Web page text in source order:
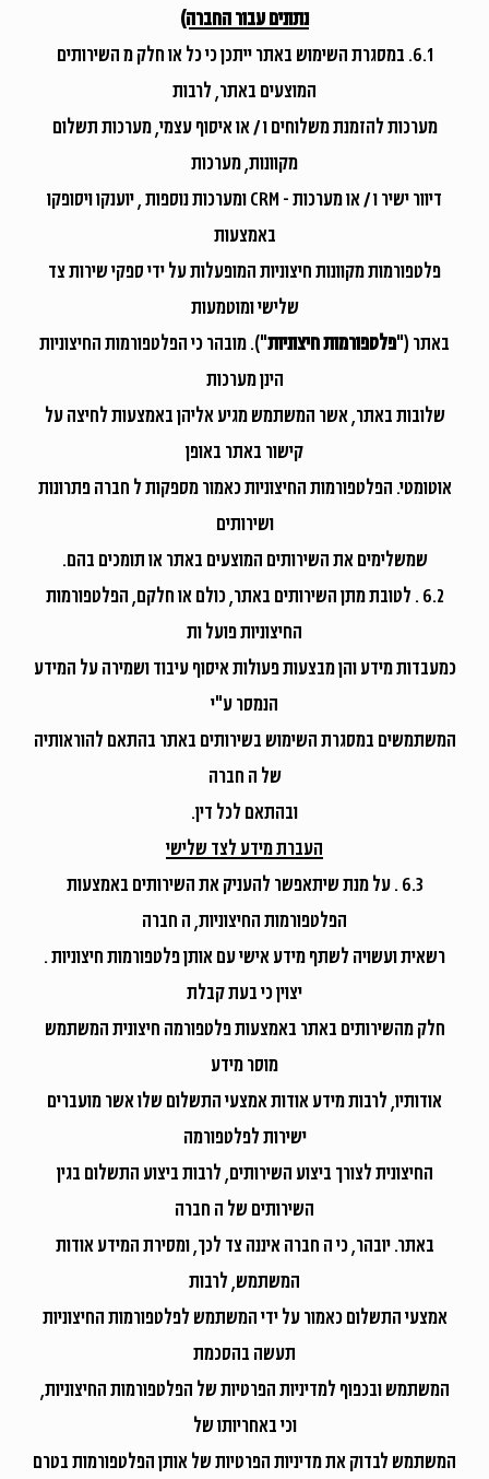
נתונים עבור החברה)
6.1. במסגרת השימוש באתר ייתכן כי כל או חלק מ השירותים
המוצעים באתר, לרבות
מערכות להזמנת משלוחים ו / או איסוף עצמי, מערכות תשלום
מקוונות, מערכות
דיוור ישיר ו / או מערכות - CRM ומערכות נוספות , יוענקו ויסופקו
באמצעות
פלטפורמות מקוונות חיצוניות המופעלות על ידי ספקי שירות צד
שלישי ומוטמעות
באתר ("פלטפורמות חיצוניות"). מובהר כי הפלטפורמות החיצוניות
הינן מערכות
שלובות באתר, אשר המשתמש מגיע אליהן באמצעות לחיצה על
קישור באתר באופן
אוטומטי. הפלטפורמות החיצוניות כאמור מספקות ל חברה פתרונות
ושירותים
שמשלימים את השירותים המוצעים באתר או תומכים בהם.
6.2 . לטובת מתן השירותים באתר, כולם או חלקם, הפלטפורמות
החיצוניות פועל ות
כמעבדות מידע והן מבצעות פעולות איסוף עיבוד ושמירה על המידע
הנמסר ע"י
המשתמשים במסגרת השימוש בשירותים באתר בהתאם להוראותיה
של ה חברה
ובהתאם לכל דין.
העברת מידע לצד שלישי
6.3 . על מנת שיתאפשר להעניק את השירותים באמצעות
הפלטפורמות החיצוניות, ה חברה
רשאית ועשויה לשתף מידע אישי עם אותן פלטפורמות חיצוניות .
יצוין כי בעת קבלת
חלק מהשירותים באתר באמצעות פלטפורמה חיצונית המשתמש
מוסר מידע
אודותיו, לרבות מידע אודות אמצעי התשלום שלו אשר מועברים
ישירות לפלטפורמה
החיצונית לצורך ביצוע השירותים, לרבות ביצוע התשלום בגין
השירותים של ה חברה
באתר. יובהר, כי ה חברה איננה צד לכך, ומסירת המידע אודות
המשתמש, לרבות
אמצעי התשלום כאמור על ידי המשתמש לפלטפורמות החיצוניות
תעשה בהסכמת
המשתמש ובכפוף למדיניות הפרטיות של הפלטפורמות החיצוניות,
וכי באחריותו של
המשתמש לבדוק את מדיניות הפרטיות של אותן הפלטפורמות בטרם